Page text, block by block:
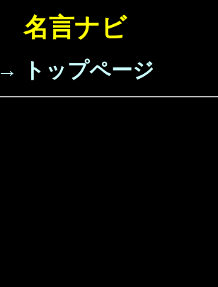
名言ナビ
→ トップページ